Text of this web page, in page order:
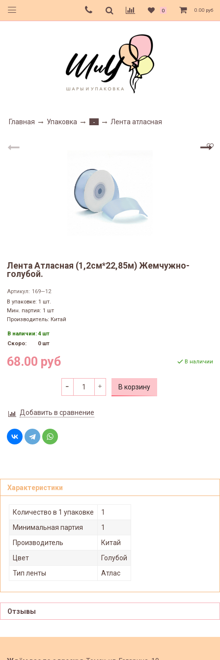
0 0.00 руб
Главная Упаковка - Лента атласная
Лента Атласная (1,2см*22,85м) Жемчужно-
голубой.
Артикул: 169—12
В упаковке: 1 шт.
Мин. партия: 1 шт
Производитель: Китай
В наличии:4 шт
Скоро:
0 шт
68.00 руб В наличии
В корзину
Добавить в сравнение
Характеристики
Количество в 1 упаковке
1
Минимальная партия
1
Производитель
Китай
Цвет
Голубой
Тип ленты
Атлас
Отзывы